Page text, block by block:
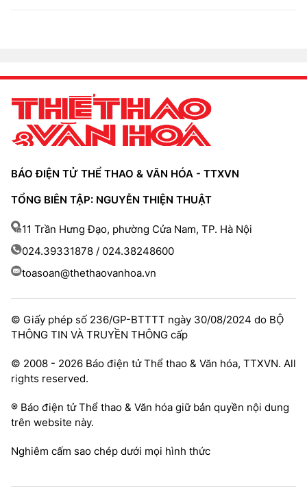
BÁO ĐIỆN TỬ THỂ THAO & VĂN HÓA - TTXVN
TỔNG BIÊN TẬP: NGUYỄN THIỆN THUẬT
11 Trần Hưng Đạo, phường Cửa Nam, TP. Hà Nội
024.39331878 / 024.38248600
toasoan@thethaovanhoa.vn
© Giấy phép số 236/GP-BTTTT ngày 30/08/2024 do BỘ
THÔNG TIN VÀ TRUYỀN THÔNG cấp
© 2008 - 2026 Báo điện tử Thể thao & Văn hóa, TTXVN. All
rights reserved.
® Báo điện tử Thể thao & Văn hóa giữ bản quyền nội dung
trên website này.
Nghiêm cấm sao chép dưới mọi hình thức